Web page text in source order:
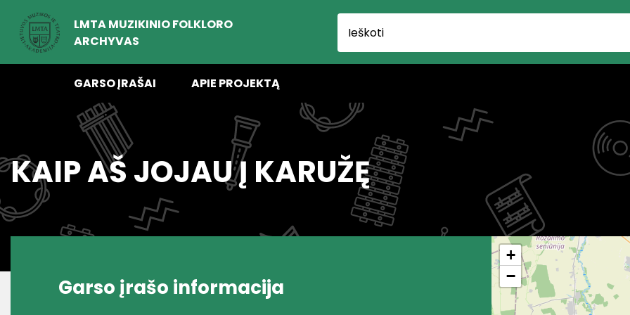
LMTA MUZIKINIO FOLKLORO
ARCHYVAS
GARSO ĮRAŠAI APIE PROJEKTĄ
KAIP AŠ JOJAU Į KARUŽĘ
Garso įrašo informacija
+
−